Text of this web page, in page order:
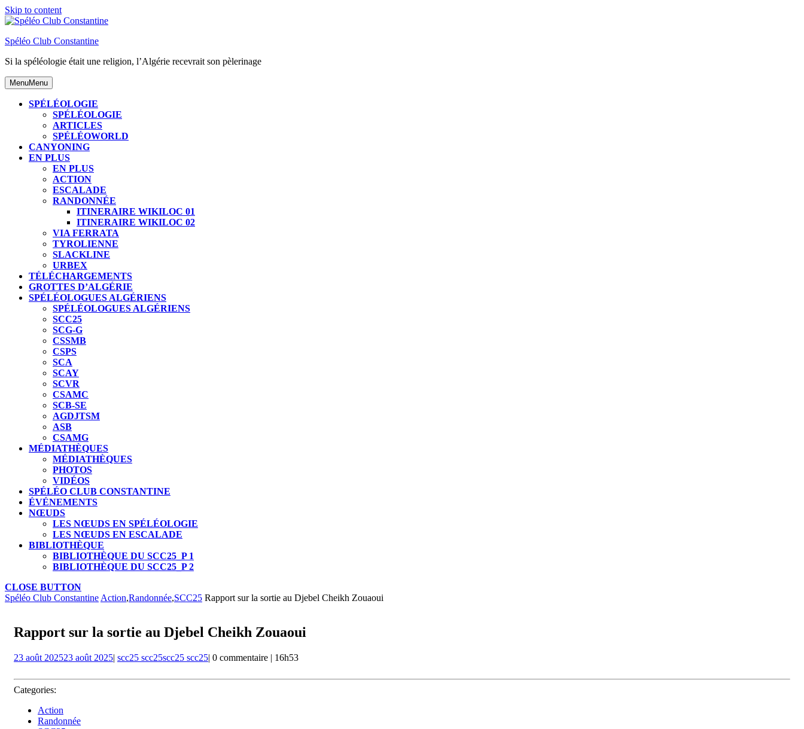
Skip to content
Spéléo Club Constantine
Si la spéléologie était une religion, l’Algérie recevrait son pèlerinage
MenuMenu
SPÉLÉOLOGIE
SPÉLÉOLOGIE
ARTICLES
SPÉLÉOWORLD
CANYONING
EN PLUS
EN PLUS
ACTION
ESCALADE
RANDONNÉE
ITINERAIRE WIKILOC 01
ITINERAIRE WIKILOC 02
VIA FERRATA
TYROLIENNE
SLACKLINE
URBEX
TÉLÉCHARGEMENTS
GROTTES D’ALGÉRIE
SPÉLÉOLOGUES ALGÉRIENS
SPÉLÉOLOGUES ALGÉRIENS
SCC25
SCG-G
CSSMB
CSPS
SCA
SCAY
SCVR
CSAMC
SCB-SE
AGDJTSM
ASB
CSAMG
MÉDIATHÈQUES
MÉDIATHÈQUES
PHOTOS
VIDÉOS
SPÉLÉO CLUB CONSTANTINE
ÉVÉNEMENTS
NŒUDS
LES NŒUDS EN SPÉLÉOLOGIE
LES NŒUDS EN ESCALADE
BIBLIOTHÈQUE
BIBLIOTHÈQUE DU SCC25_P 1
BIBLIOTHÈQUE DU SCC25_P 2
CLOSE BUTTON
Spéléo Club Constantine Action,Randonnée,SCC25 Rapport sur la sortie au Djebel Cheikh Zouaoui
Rapport sur la sortie au Djebel Cheikh Zouaoui
23 août 202523 août 2025| scc25 scc25scc25 scc25| 0 commentaire | 16h53
Categories:
Action
Randonnée